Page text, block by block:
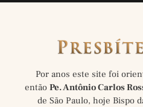
Por anos este site foi
então Pe. Antônio Carlos
de São Paulo, hoje Bispo